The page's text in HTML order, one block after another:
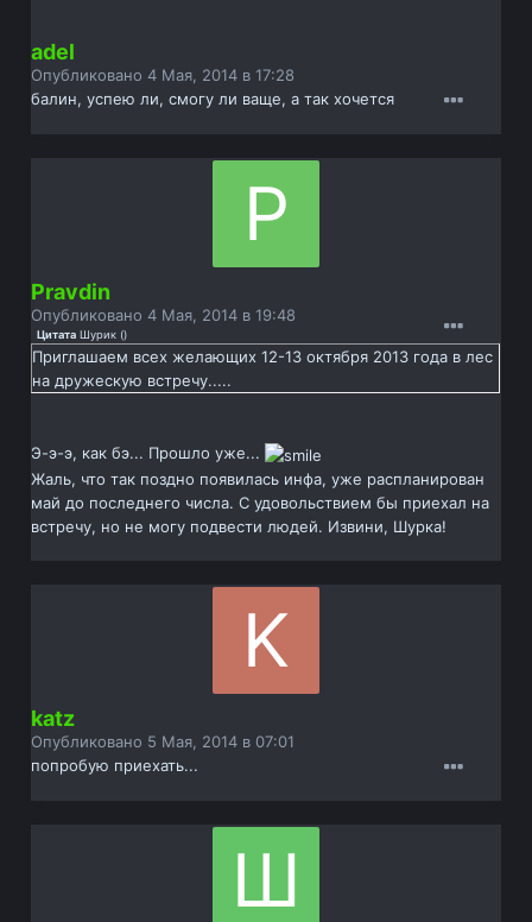
adel
Опубликовано4 Мая, 2014 в 17:28
балин, успею ли, смогу ли ваще, а так хочется
Pravdin
Опубликовано4 Мая, 2014 в 19:48
Цитата Шурик ()
Приглашаем всех желающих 12-13 октября 2013 года в лес
на дружескую встречу.....
Э-э-э, как бэ... Прошло уже...
Жаль, что так поздно появилась инфа, уже распланирован
май до последнего числа. С удовольствием бы приехал на
встречу, но не могу подвести людей. Извини, Шурка!
katz
Опубликовано 5 Мая, 2014 в 07:01
попробую приехать...